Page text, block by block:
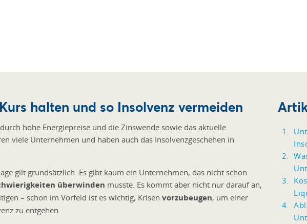
halten und so Insolvenz vermeiden
hohe Energiepreise und die Zinswende sowie das aktuelle
viele Unternehmen und haben auch das Insolvenzgeschehen in
gilt grundsätzlich: Es gibt kaum ein Unternehmen, das nicht schon
überwinden musste. Es kommt aber nicht nur darauf an,
– schon im Vorfeld ist es wichtig, Krisen vorzubeugen, um einer
zu entgehen.